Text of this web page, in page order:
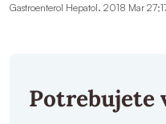
Gastroenterol Hepatol. 2018 Mar
Potrebujete